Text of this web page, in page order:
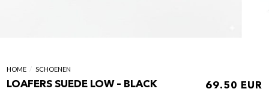
HOME / SCHOENEN
LOAFERS SUEDE LOW – BLACK 69.50